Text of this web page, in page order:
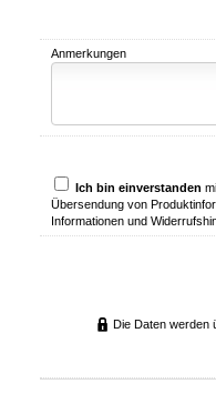
Anmerkungen
Ich bin einverstanden
Übersendung von
Informationen und
Die Daten werden